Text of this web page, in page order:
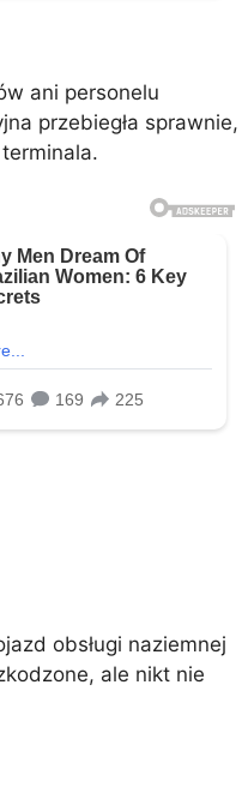
ani personelu
przebiegła sprawnie,
obsługi naziemnej
ale nikt nie